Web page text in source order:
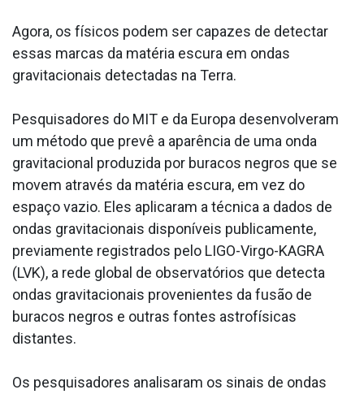
Agora, os físicos podem ser capazes de detectar
essas marcas da matéria escura em ondas
gravitacionais detectadas na Terra.
Pesquisadores do MIT e da Europa desenvolveram
um método que prevê a aparência de uma onda
gravitacional produzida por buracos negros que se
movem através da matéria escura, em vez do
espaço vazio. Eles aplicaram a técnica a dados de
ondas gravitacionais disponíveis publicamente,
previamente registrados pelo LIGO-Virgo-KAGRA
(LVK), a rede global de observatórios que detecta
ondas gravitacionais provenientes da fusão de
buracos negros e outras fontes astrofísicas
distantes.
Os pesquisadores analisaram os sinais de ondas